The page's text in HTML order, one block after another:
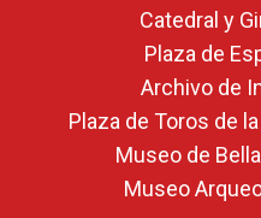
Catedral y
Plaza de
Archivo de
Plaza de Toros de
Museo de
Museo